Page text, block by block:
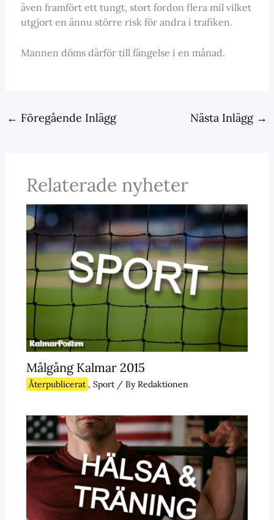
även framfört ett tungt, stort fordon flera mil vilket
utgjort en ännu större risk för andra i trafiken.
Mannen döms därför till fängelse i en månad.
← Föregående Inlägg Nästa Inlägg →
Relaterade nyheter
Målgång Kalmar 2015
Återpublicerat , Sport/ ByRedaktionen